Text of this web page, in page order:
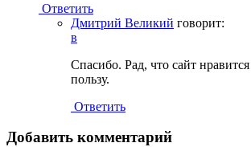
Ответить
Дмитрий Великий говорит:
в
Спасибо. Рад, что сайт
пользу.
Ответить
Добавить комментарий